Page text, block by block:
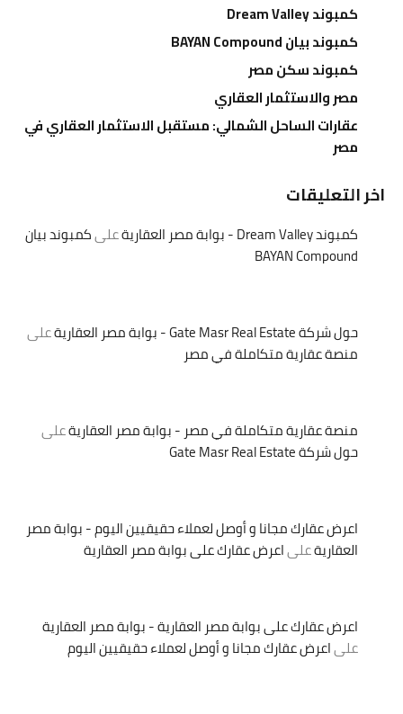
كمبوند Dream Valley
كمبوند بيان BAYAN Compound
كمبوند سكن مصر
مصر والاستثمار العقاري
عقارات الساحل الشمالي: مستقبل الاستثمار العقاري في
مصر
اخر التعليقات
كمبوند Dream Valley - بوابة مصر العقارية علىكمبوند بيان
BAYAN Compound
حول شركة Gate Masr Real Estate - بوابة مصر العقارية
على
منصة عقارية متكاملة في مصر
منصة عقارية متكاملة في مصر - بوابة مصر العقاريةعلى
حول شركة Gate Masr Real Estate
اعرض عقارك مجانا و أوصل لعملاء حقيقيين اليوم - بوابة مصر
العقاريةعلىاعرض عقارك على بوابة مصر العقارية
اعرض عقارك على بوابة مصر العقارية - بوابة مصر العقارية
علىاعرض عقارك مجانا و أوصل لعملاء حقيقيين اليوم